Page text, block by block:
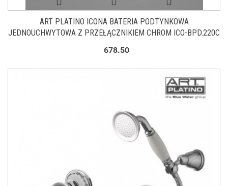
ART PLATINO ICONA BATERIA PODTYNKOWA
JEDNOUCHWYTOWA Z PRZEŁĄCZNIKIEM CHROM ICO-BPD.220C
678.50